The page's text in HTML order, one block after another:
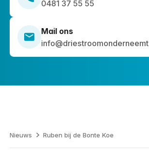
0481 37 55 55
Mail ons
Nieuws Ruben bij de Bonte Koe